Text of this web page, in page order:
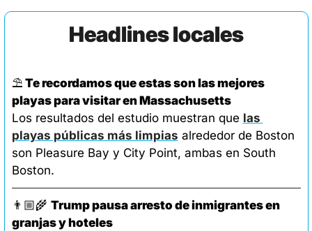
Headlines locales
⛱️ Te recordamos que estas son las mejores
playas para visitar en Massachusetts
Los resultados del estudio muestran que las
playas públicas más limpias alrededor de Boston
son Pleasure Bay y City Point, ambas en South
Boston.
👨🏼‍🌾 Trump pausa arresto de inmigrantes en
granjas y hoteles